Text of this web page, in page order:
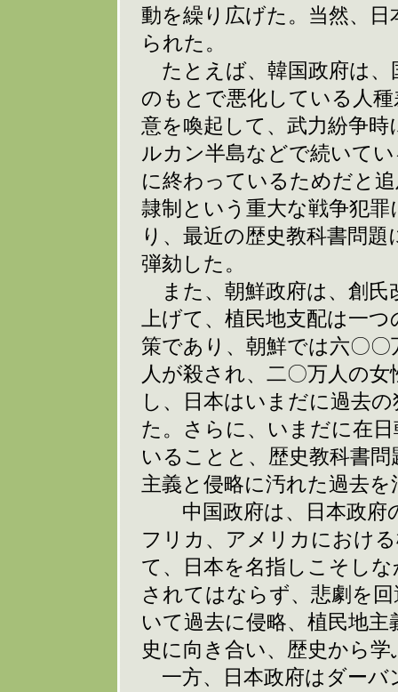
動を繰り広げた。当然、
られた。
たとえば、韓国政府は、
のもとで悪化している人
意を喚起して、武力紛争
ルカン半島などで続いて
に終わっているためだと
隷制という重大な戦争犯
り、最近の歴史教科書問
弾劾した。
また、朝鮮政府は、創氏
上げて、植民地支配は一
策であり、朝鮮では六〇
人が殺され、二〇万人の
し、日本はいまだに過去
た。さらに、いまだに在
いることと、歴史教科書
主義と侵略に汚れた過去
中国政府は、日本政府
フリカ、アメリカにおけ
て、日本を名指しこそし
されてはならず、悲劇を
いて過去に侵略、植民地
史に向き合い、歴史から
一方、日本政府はダーバ